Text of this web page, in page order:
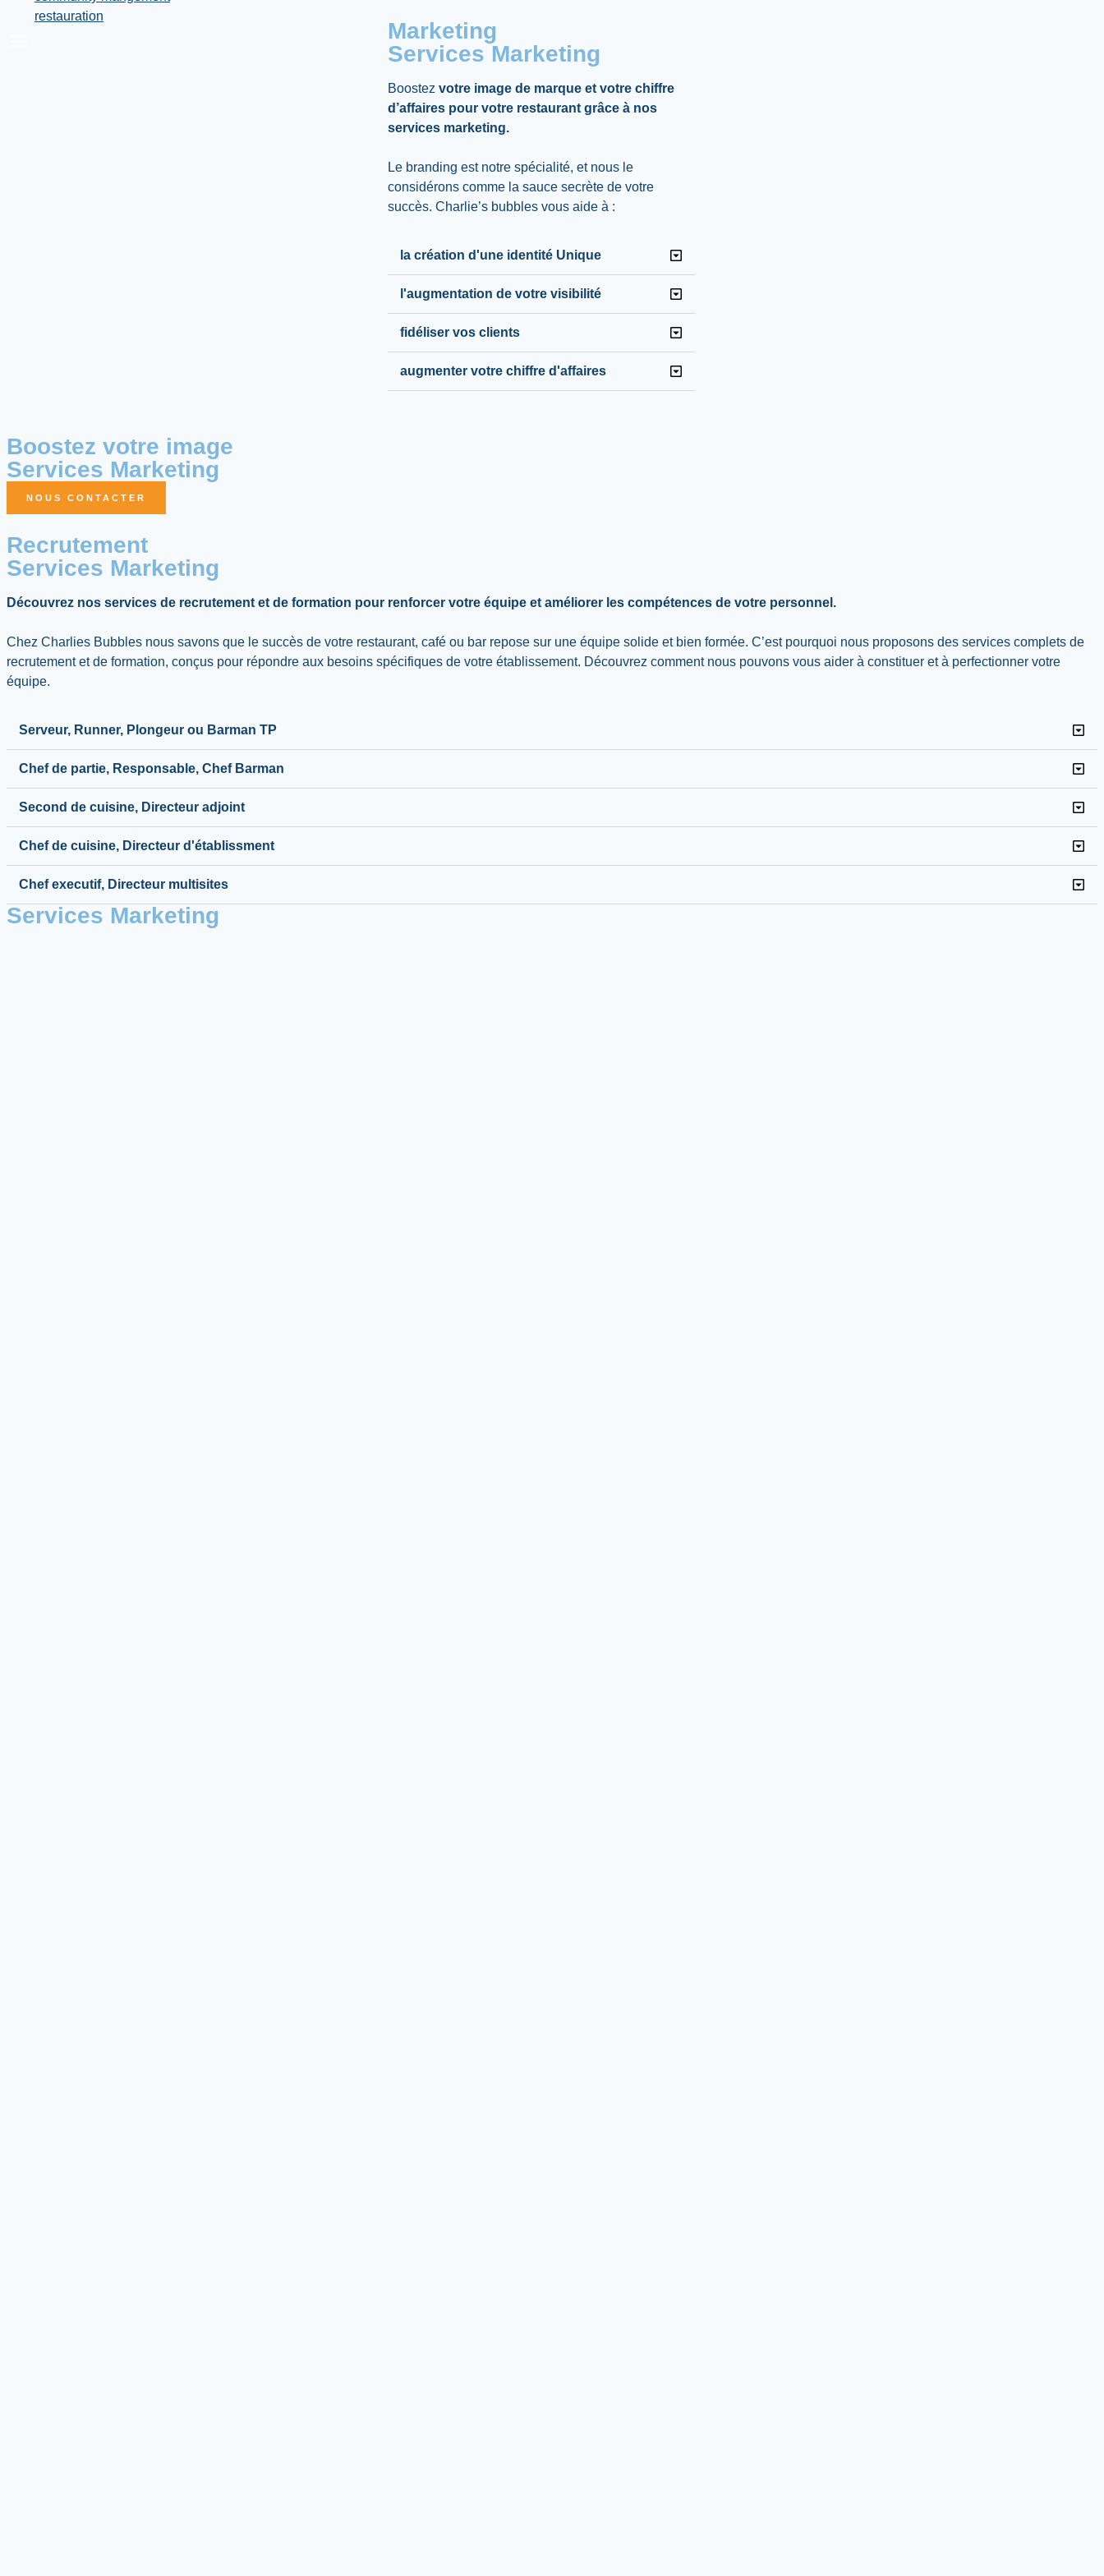
Marketing
Services Marketing
Boostez votre image de marque et votre chiffre
d’affaires pour votre restaurant grâce à nos
services marketing.
Le branding est notre spécialité, et nous le
considérons comme la sauce secrète de votre
succès. Charlie’s bubbles vous aide à :
la création d'une identité Unique
l'augmentation de votre visibilité
fidéliser vos clients
augmenter votre chiffre d'affaires
Boostez votre image
Services Marketing
NOUS CONTACTER
Recrutement
Services Marketing
Découvrez nos services de recrutement et de formation pour renforcer votre équipe et améliorer les compétences de votre personnel.
Chez Charlies Bubbles nous savons que le succès de votre restaurant, café ou bar repose sur une équipe solide et bien formée. C’est pourquoi nous proposons des services complets de
recrutement et de formation, conçus pour répondre aux besoins spécifiques de votre établissement. Découvrez comment nous pouvons vous aider à constituer et à perfectionner votre
équipe.
Serveur, Runner, Plongeur ou Barman TP
Chef de partie, Responsable, Chef Barman
Second de cuisine, Directeur adjoint
Chef de cuisine, Directeur d'établissment
Chef executif, Directeur multisites
Services Marketing